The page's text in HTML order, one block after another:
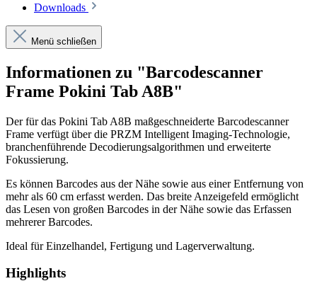
Downloads
Menü schließen
Informationen zu "Barcodescanner
Frame Pokini Tab A8B"
Der für das Pokini Tab A8B maßgeschneiderte Barcodescanner
Frame verfügt über die PRZM Intelligent Imaging-Technologie,
branchenführende Decodierungsalgorithmen und erweiterte
Fokussierung.
Es können Barcodes aus der Nähe sowie aus einer Entfernung von
mehr als 60 cm erfasst werden. Das breite Anzeigefeld ermöglicht
das Lesen von großen Barcodes in der Nähe sowie das Erfassen
mehrerer Barcodes.
Ideal für Einzelhandel, Fertigung und Lagerverwaltung.
Highlights